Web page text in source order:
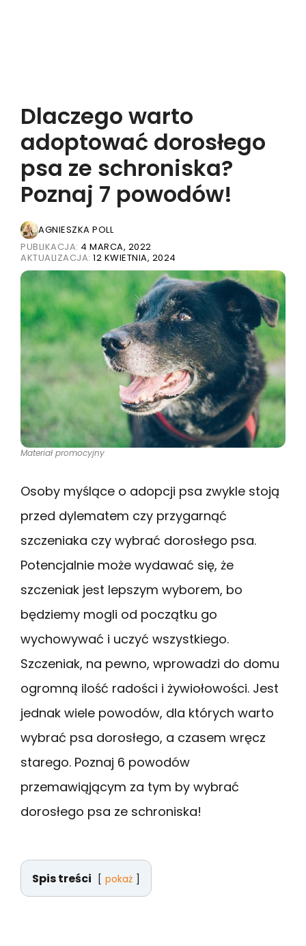
Dlaczego warto
adoptować dorosłego
psa ze schroniska?
Poznaj 7 powodów!
AGNIESZKA POLL
PUBLIKACJA: 4 MARCA, 2022
AKTUALIZACJA: 12 KWIETNIA, 2024
Materiał promocyjny
Osoby myślące o adopcji psa zwykle stoją
przed dylematem czy przygarnąć
szczeniaka czy wybrać dorosłego psa.
Potencjalnie może wydawać się, że
szczeniak jest lepszym wyborem, bo
będziemy mogli od początku go
wychowywać i uczyć wszystkiego.
Szczeniak, na pewno, wprowadzi do domu
ogromną ilość radości i żywiołowości. Jest
jednak wiele powodów, dla których warto
wybrać psa dorosłego, a czasem wręcz
starego. Poznaj 6 powodów
przemawiąjącym za tym by wybrać
dorosłego psa ze schroniska!
Spis treści pokaż